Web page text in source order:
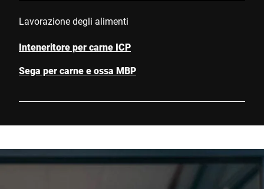
Lavorazione degli alimenti
Inteneritore per carne ICP
Sega per carne e ossa MBP